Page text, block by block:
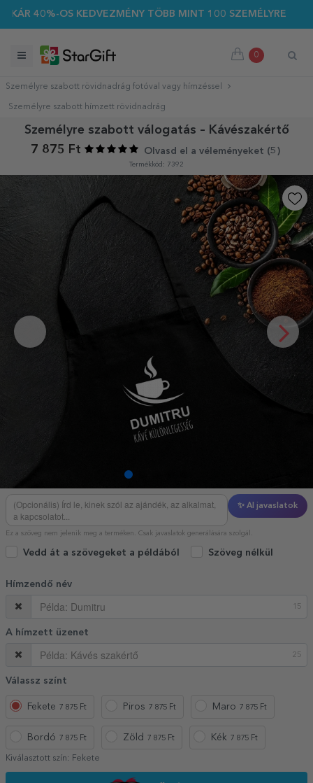
OS KEDVEZMÉNY TÖBB MINT 100 SZEMÉLYRE SZABOTT
0
Személyre szabott rövidnadrág fotóval vagy hímzéssel
Személyre szabott hímzett rövidnadrág
Személyre szabott válogatás – Kávészakértő
7 875 Ft
Olvasd el a véleményeket (5 )
Termékkód: 7392
✨ AI javaslatok
Ez a szöveg nem jelenik meg a terméken. Csak javaslatok generálására szolgál.
Vedd át a szövegeket a példából Szöveg nélkül
Hímzendő név
15
A hímzett üzenet
25
Válassz színt
Fekete 7 875 Ft Piros 7 875 Ft Maro 7 875 Ft
Bordó 7 875 Ft Zöld 7 875 Ft Kék 7 875 Ft
Kiválasztott szín: Fekete